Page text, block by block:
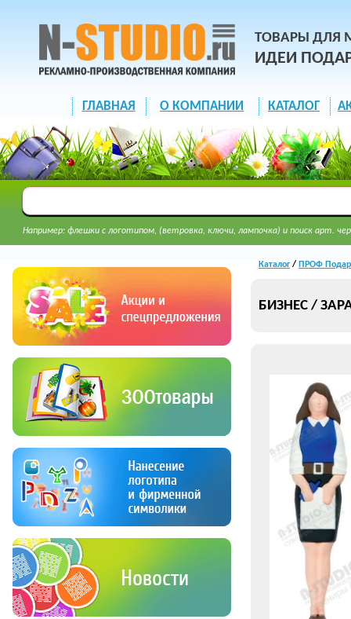
ТОВАРЫ ДЛЯ
ИДЕИ
ГЛАВНАЯ О КОМПАНИИ КАТАЛОГ
Например: флешки с логотипом, (ветровка, ключи, лампочка) и поиск арт.
Каталог/ ПРОФ
БИЗНЕС /